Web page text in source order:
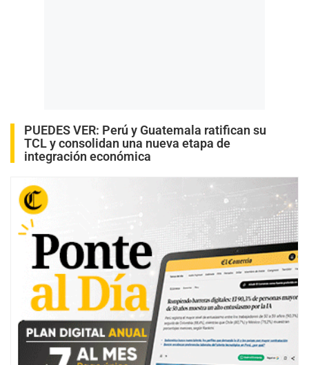
PUEDES VER: Perú y Guatemala ratifican su
TCL y consolidan una nueva etapa de
integración económica